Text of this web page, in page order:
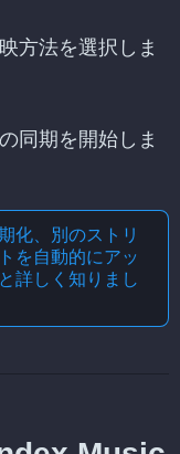
方法を選択しま
同期を開始しま
化、別のストリ
を自動的にアッ
詳しく知りまし